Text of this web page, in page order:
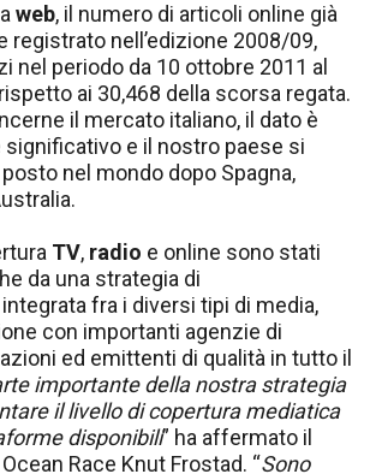
web, il numero di articoli online già
registrato nell’edizione 2008/09,
nel periodo da 10 ottobre 2011 al
ai 30,468 della scorsa regata.
il mercato italiano, il dato è
e il nostro paese si
nel mondo dopo Spagna,
TV, radio e online sono stati
da una strategia di
fra i diversi tipi di media,
con importanti agenzie di
ed emittenti di qualità in tutto il
importante della nostra strategia
il livello di copertura mediatica
disponibili” ha affermato il
Race Knut Frostad. “Sono